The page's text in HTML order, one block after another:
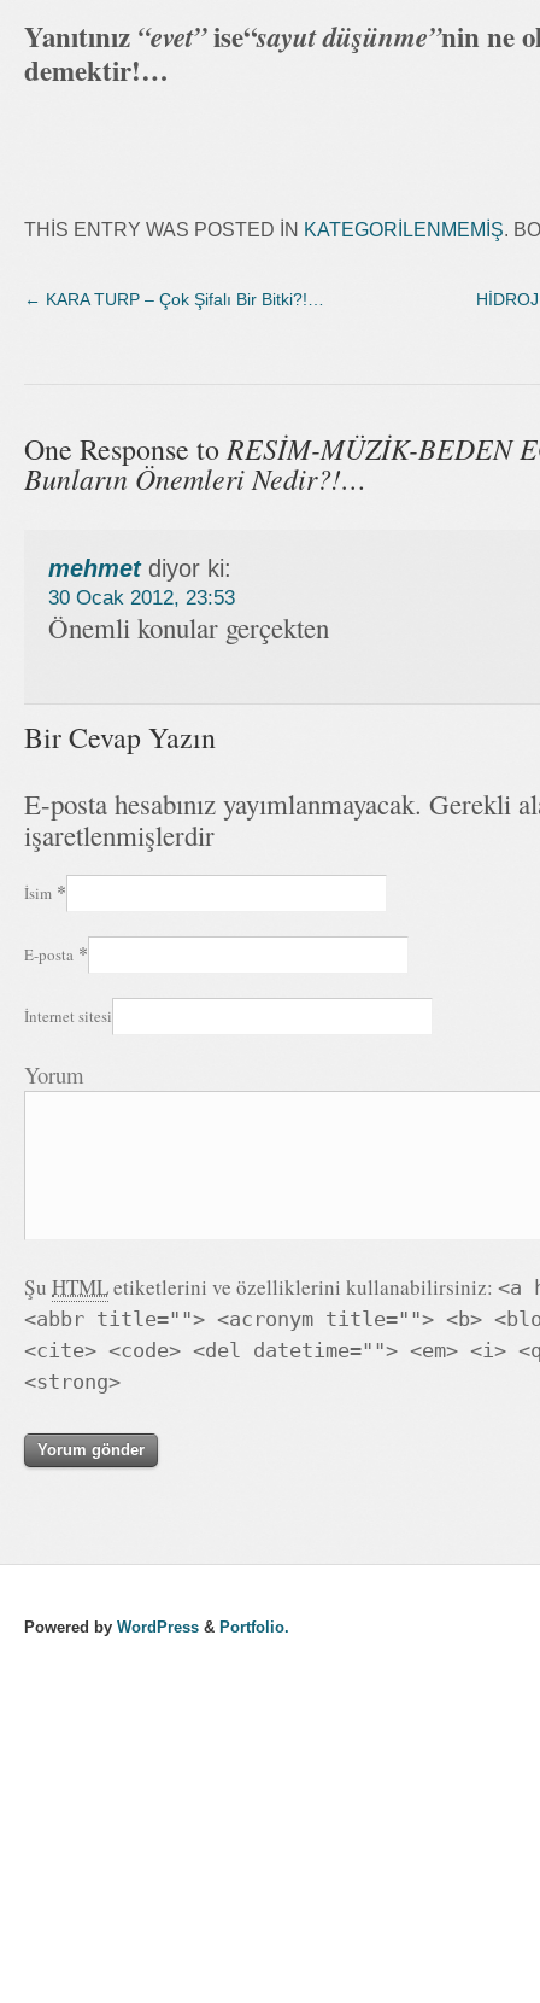
Yanıtınız “evet”ise“sayut düşünme”nin ne
demektir!…
THIS ENTRY WAS POSTED IN KATEGORILENMEMIŞ.
← KARA TURP – Çok Şifalı Bir Bitki?!…
One Response toRESİM-MÜZİK-BEDEN
Bunların Önemleri Nedir?!…
mehmet diyor ki:
30 Ocak 2012, 23:53
Önemli konular gerçekten
Bir Cevap Yazın
E-posta hesabınız yayımlanmayacak. Gerekli
işaretlenmişlerdir
İsim *
E-posta *
İnternet sitesi
Yorum
Şu HTMLetiketlerini ve özelliklerini kullanabilirsiniz: <a
<abbr title=""> <acronym title=""> <b>
<cite> <code> <del datetime=""> <em> <i>
<strong>
Powered by WordPress & Portfolio.